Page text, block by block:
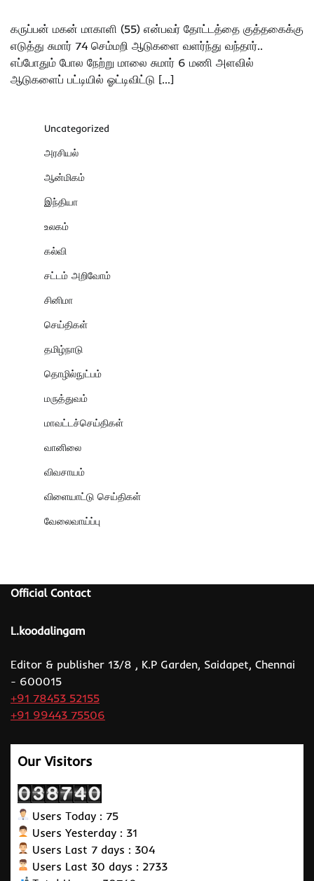
கருப்பன் மகன் மாகாளி (55) என்பவர் தோட்டத்தை குத்தகைக்கு
எடுத்து சுமார் 74 செம்மறி ஆடுகளை வளர்ந்து வந்தார்..
எப்போதும் போல நேற்று மாலை சுமார் 6 மணி அளவில்
ஆடுகளைப் பட்டியில் ஓட்டிவிட்டு […]
Uncategorized
அரசியல்
ஆன்மிகம்
இந்தியா
உலகம்
கல்வி
சட்டம் அறிவோம்
சினிமா
செய்திகள்
தமிழ்நாடு
தொழில்நுட்பம்
மருத்துவம்
மாவட்டச்செய்திகள்
வானிலை
விவசாயம்
விளையாட்டு செய்திகள்
வேலைவாய்ப்பு
Official Contact
L.koodalingam
Editor & publisher 13/8 , K.P Garden, Saidapet, Chennai
- 600015
+91 78453 52155
+91 99443 75506
Our Visitors
Users Today : 75
Users Yesterday : 31
Users Last 7 days : 304
Users Last 30 days : 2733